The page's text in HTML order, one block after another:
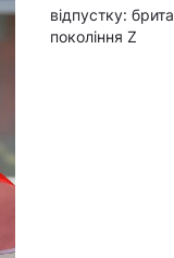
відпустку:
покоління Z